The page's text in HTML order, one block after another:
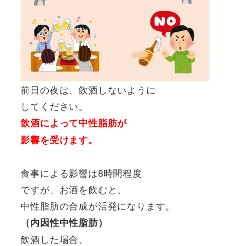
前日の夜は、飲酒しないように
してください。
飲酒によって中性脂肪が
影響を受けます。
食事による影響は8時間程度
ですが、お酒を飲むと、
中性脂肪の合成が活発になります。
（内因性中性脂肪）
飲酒した場合、